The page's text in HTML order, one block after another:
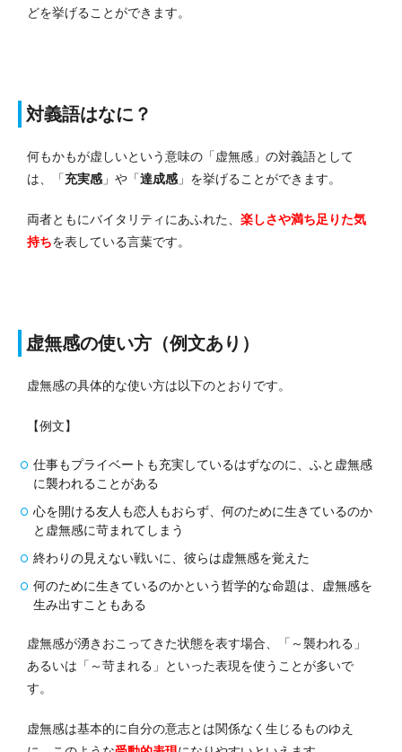
どを挙げることができます。
対義語はなに？
何もかもが虚しいという意味の「虚無感」の対義語として
は、「充実感 」や「達成感 」を挙げることができます。
両者ともにバイタリティにあふれた、 楽しさや満ち足りた気
持ちを表している言葉です。
虚無感の使い方（例文あり）
虚無感の具体的な使い方は以下のとおりです。
【例文】
仕事もプライベートも充実しているはずなのに、ふと虚無感
に襲われることがある
心を開ける友人も恋人もおらず、何のために生きているのか
と虚無感に苛まれてしまう
終わりの見えない戦いに、彼らは虚無感を覚えた
何のために生きているのかという哲学的な命題は、虚無感を
生み出すこともある
虚無感が湧きおこってきた状態を表す場合、「～襲われる」
あるいは「～苛まれる」といった表現を使うことが多いで
す。
虚無感は基本的に自分の意志とは関係なく生じるものゆえ